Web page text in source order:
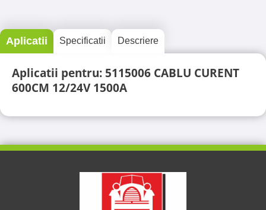
Aplicatii Specificatii Descriere
Aplicatii pentru: 5115006 CABLU CURENT
600CM 12/24V 1500A